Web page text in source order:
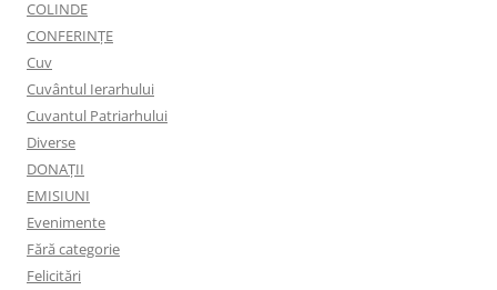
COLINDE
CONFERINȚE
Cuv
Cuvântul Ierarhului
Cuvantul Patriarhului
Diverse
DONAȚII
EMISIUNI
Evenimente
Fără categorie
Felicitări